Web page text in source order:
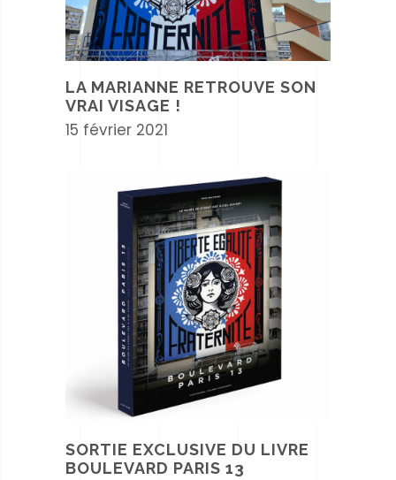
LA MARIANNE RETROUVE SON
VRAI VISAGE !
15 février 2021
SORTIE EXCLUSIVE DU LIVRE
BOULEVARD PARIS 13